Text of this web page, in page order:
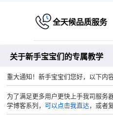
全天候品质服务
Copyright © 2020-2026
电子邮箱：
关于新手宝宝们的专属教学
重大通知！新手宝宝们您好，以下内
为了满足更多用户更快上手我司服务
学博客系列， 可以点击我直达，或者